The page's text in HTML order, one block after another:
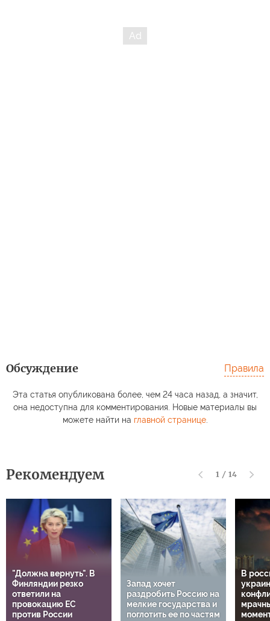
Обсуждение Правила
Эта статья опубликована более, чем 24 часа назад, а значит,
она недоступна для комментирования. Новые материалы вы
можете найти на главной странице.
Рекомендуем 1 / 14
"Должна вернуть". В
Финляндии резко
ответили на
провокацию ЕС
против России
Запад хочет
раздробить Россию на
мелкие государства и
поглотить ее по частям
В